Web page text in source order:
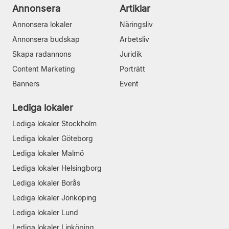
Annonsera
Annonsera lokaler
Annonsera budskap
Skapa radannons
Content Marketing
Banners
Artiklar
Näringsliv
Arbetsliv
Juridik
Porträtt
Event
Lediga lokaler
Lediga lokaler Stockholm
Lediga lokaler Göteborg
Lediga lokaler Malmö
Lediga lokaler Helsingborg
Lediga lokaler Borås
Lediga lokaler Jönköping
Lediga lokaler Lund
Lediga lokaler Linköping